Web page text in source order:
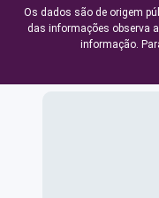
Os dados são de origem
das informações observa
informação.